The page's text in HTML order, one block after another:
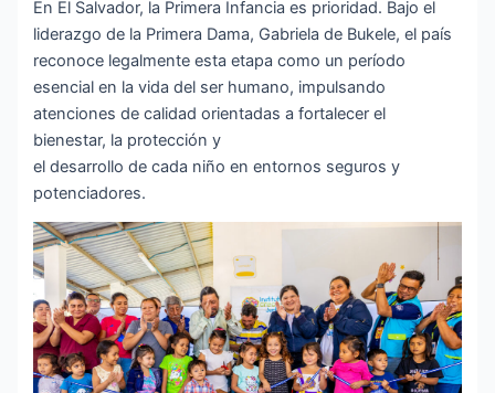
En El Salvador, la Primera Infancia es prioridad. Bajo el
liderazgo de la Primera Dama, Gabriela de Bukele, el país
reconoce legalmente esta etapa como un período
esencial en la vida del ser humano, impulsando
atenciones de calidad orientadas a fortalecer el
bienestar, la protección y
el desarrollo de cada niño en entornos seguros y
potenciadores.